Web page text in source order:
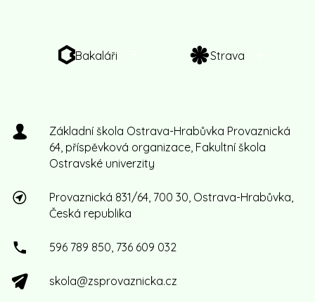
Bakaláři Strava
Základní škola Ostrava-Hrabůvka Provaznická
64, příspěvková organizace, Fakultní škola
Ostravské univerzity
Provaznická 831/64, 700 30, Ostrava-Hrabůvka,
Česká republika
596 789 850, 736 609 032
skola@zsprovaznicka.cz